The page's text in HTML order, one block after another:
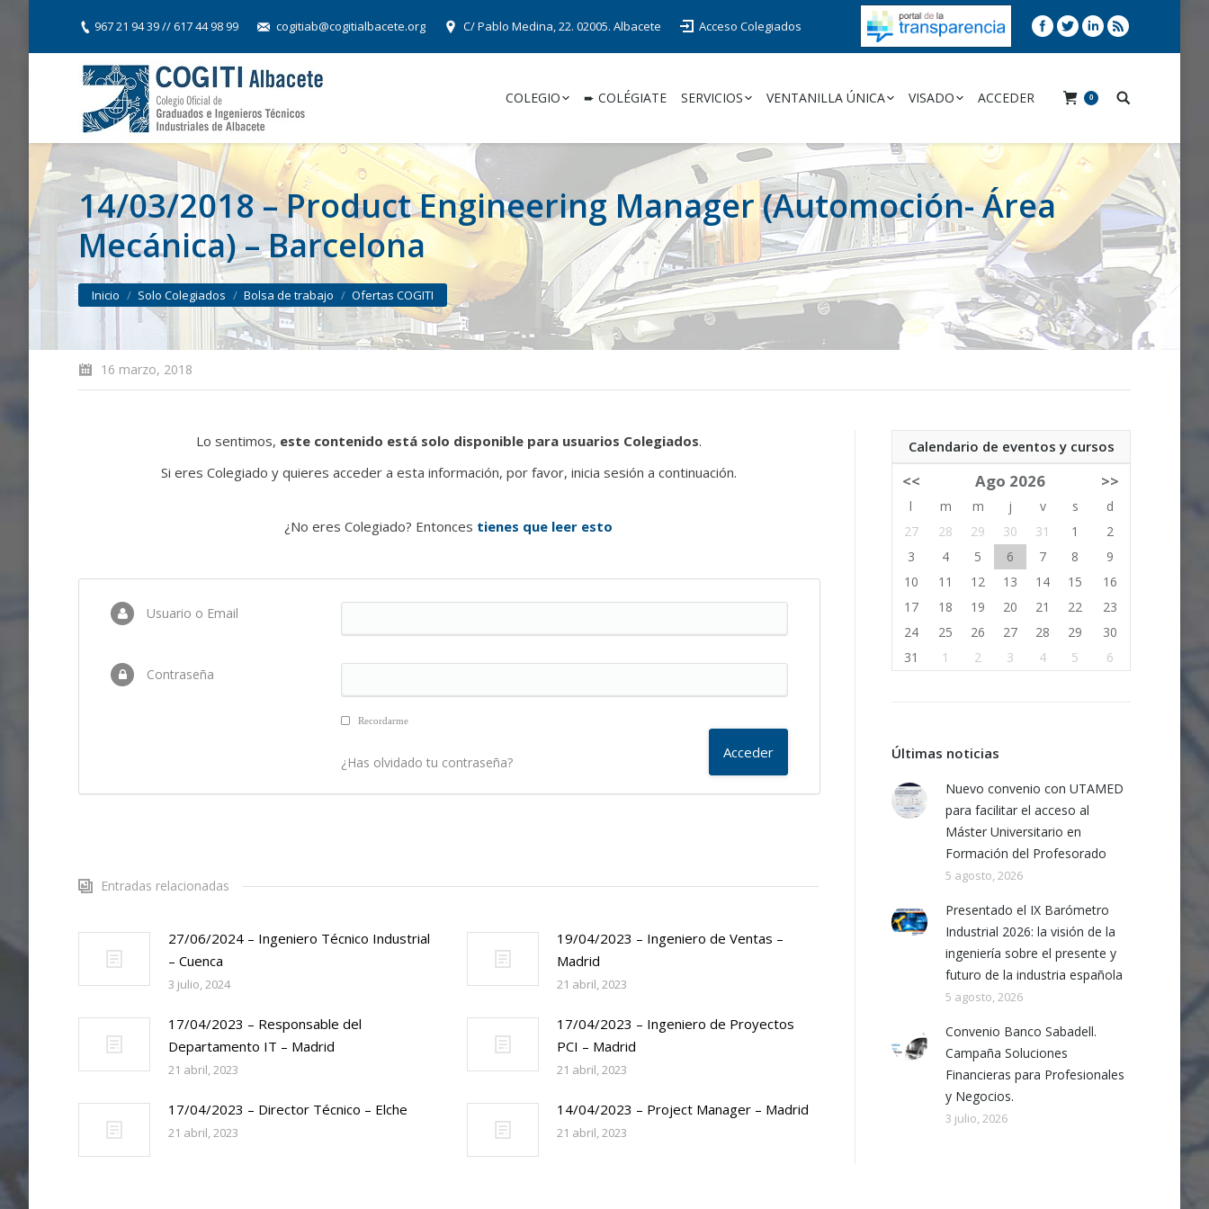
967 21 94 39 // 617 44 98 99 cogitiab@cogitialbacete.org C/ Pablo Medina, 22. 02005. Albacete Acceso Colegiados
COLEGIO ➨ COLÉGIATE SERVICIOS VENTANILLA ÚNICA VISADO ACCEDER 0
14/03/2018 – Product Engineering Manager (Automoción- Área
Mecánica) – Barcelona
You are here:
Inicio Solo Colegiados Bolsa de trabajo Ofertas COGITI
16 marzo, 2018
Lo sentimos, este contenido está solo disponible para usuarios Colegiados.
Si eres Colegiado y quieres acceder a esta información, por favor, inicia sesión a continuación.
¿No eres Colegiado? Entonces tienes que leer esto
Usuario o Email
Contraseña
Recordarme
¿Has olvidado tu contraseña?
Entradas relacionadas
27/06/2024 – Ingeniero Técnico Industrial
– Cuenca
3 julio, 2024
19/04/2023 – Ingeniero de Ventas –
Madrid
21 abril, 2023
17/04/2023 – Responsable del
Departamento IT – Madrid
21 abril, 2023
17/04/2023 – Ingeniero de Proyectos
PCI – Madrid
21 abril, 2023
17/04/2023 – Director Técnico – Elche
21 abril, 2023
14/04/2023 – Project Manager – Madrid
21 abril, 2023
Calendario de eventos y cursos
<< Ago 2026 >>
l m m j v s
d
27
28 29 30 31 1
2
3
4 5 6 7 8
9
10
11 12 13 14 15
16
17
18 19 20 21 22
23
24
25 26 27 28 29
30
31
1 2 3 4 5 6
Últimas noticias
Nuevo convenio con UTAMED
para facilitar el acceso al
Máster Universitario en
Formación del Profesorado
5 agosto, 2026
Presentado el IX Barómetro
Industrial 2026: la visión de la
ingeniería sobre el presente y
futuro de la industria española
5 agosto, 2026
Convenio Banco Sabadell.
Campaña Soluciones
Financieras para Profesionales
y Negocios.
3 julio, 2026